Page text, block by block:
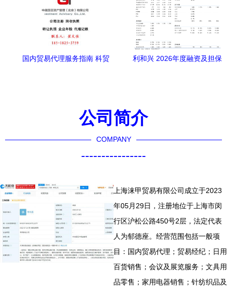
国内贸易代理服务指南 科贸
利和兴 2026年度融资及担保
公司简介
COMPANY
----------------
上海涞甲贸易有限公司成立于2023
年05月29日，注册地位于上海市闵
行区沪松公路450号2层，法定代表
人为郁德座。经营范围包括一般项
目：国内贸易代理；贸易经纪；日用
百货销售；会议及展览服务；文具用
品零售；家用电器销售；针纺织品及